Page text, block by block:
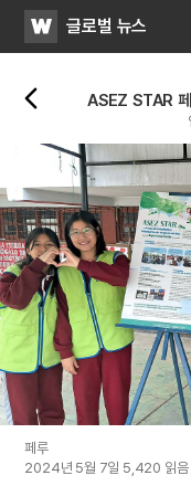
WATV글로벌 뉴스
ASEZ STAR
페루
2024년 5월 7일 5,420 읽음